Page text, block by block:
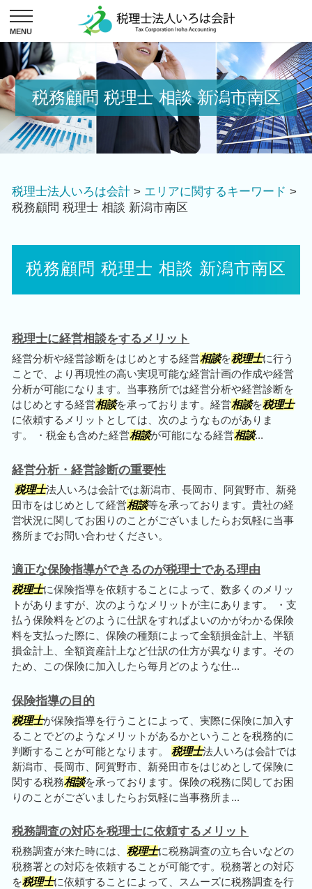
税務顧問 税理士 相談 新潟市南区
税理士法人いろは会計 > エリアに関するキーワード >
税務顧問 税理士 相談 新潟市南区
税務顧問 税理士 相談 新潟市南区
税理士に経営相談をするメリット
経営分析や経営診断をはじめとする経営相談を税理士に行う
ことで、より再現性の高い実現可能な経営計画の作成や経営
分析が可能になります。当事務所では経営分析や経営診断を
はじめとする経営相談を承っております。経営相談を税理士
に依頼するメリットとしては、次のようなものがありま
す。 ・税金も含めた経営相談が可能になる経営相談...
経営分析・経営診断の重要性
税理士法人いろは会計では新潟市、長岡市、阿賀野市、新発
田市をはじめとして経営相談等を承っております。貴社の経
営状況に関してお困りのことがございましたらお気軽に当事
務所までお問い合わせください。
適正な保険指導ができるのが税理士である理由
税理士に保険指導を依頼することによって、数多くのメリッ
トがありますが、次のようなメリットが主にあります。 ・支
払う保険料をどのように仕訳をすればよいのかがわかる保険
料を支払った際に、保険の種類によって全額損金計上、半額
損金計上、全額資産計上など仕訳の仕方が異なります。その
ため、この保険に加入したら毎月どのような仕...
保険指導の目的
税理士が保険指導を行うことによって、実際に保険に加入す
ることでどのようなメリットがあるかということを税務的に
判断することが可能となります。 税理士法人いろは会計では
新潟市、長岡市、阿賀野市、新発田市をはじめとして保険に
関する税務相談を承っております。保険の税務に関してお困
りのことがございましたらお気軽に当事務所ま...
税務調査の対応を税理士に依頼するメリット
税務調査が来た時には、 税理士に税務調査の立ち合いなどの
税務署との対応を依頼することが可能です。税務署との対応
を税理士に依頼することによって、スムーズに税務調査を行